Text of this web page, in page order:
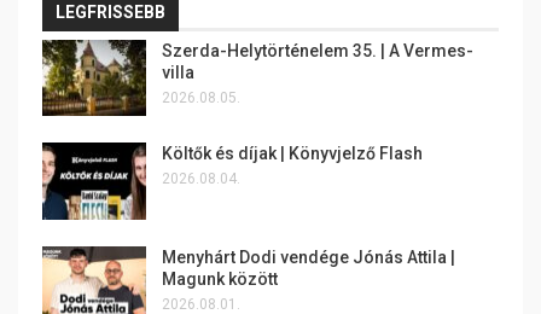
LEGFRISSEBB
Szerda-Helytörténelem 35. | A Vermes-
villa
2026.08.05.
Költők és díjak | Könyvjelző Flash
2026.08.04.
Menyhárt Dodi vendége Jónás Attila |
Magunk között
2026.08.01.